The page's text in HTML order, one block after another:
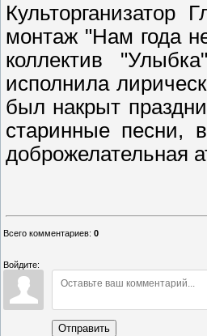
Культорганизатор
монтаж "Нам года
коллектив
исполнила
был накрыт
старинные песни,
доброжелательная
Всего комментариев: 0
Войдите:
Отправить